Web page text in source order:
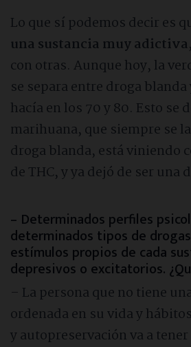
Lo que sí podemos decir es
una sustancia muy adictiva
con otras. Aunque hoy, la
se separa entre droga
hacía en los 70 y 80. Esto se
marihuana, que siempre se
droga blanda, está viniendo
de THC, y ya dejó de ser una
– Determinados perfiles
determinados tipos de
estímulos propios de cada
depresivos o excitatorios.
– La persona que no tiene
ordenada en su vida y
y autopreservación va a